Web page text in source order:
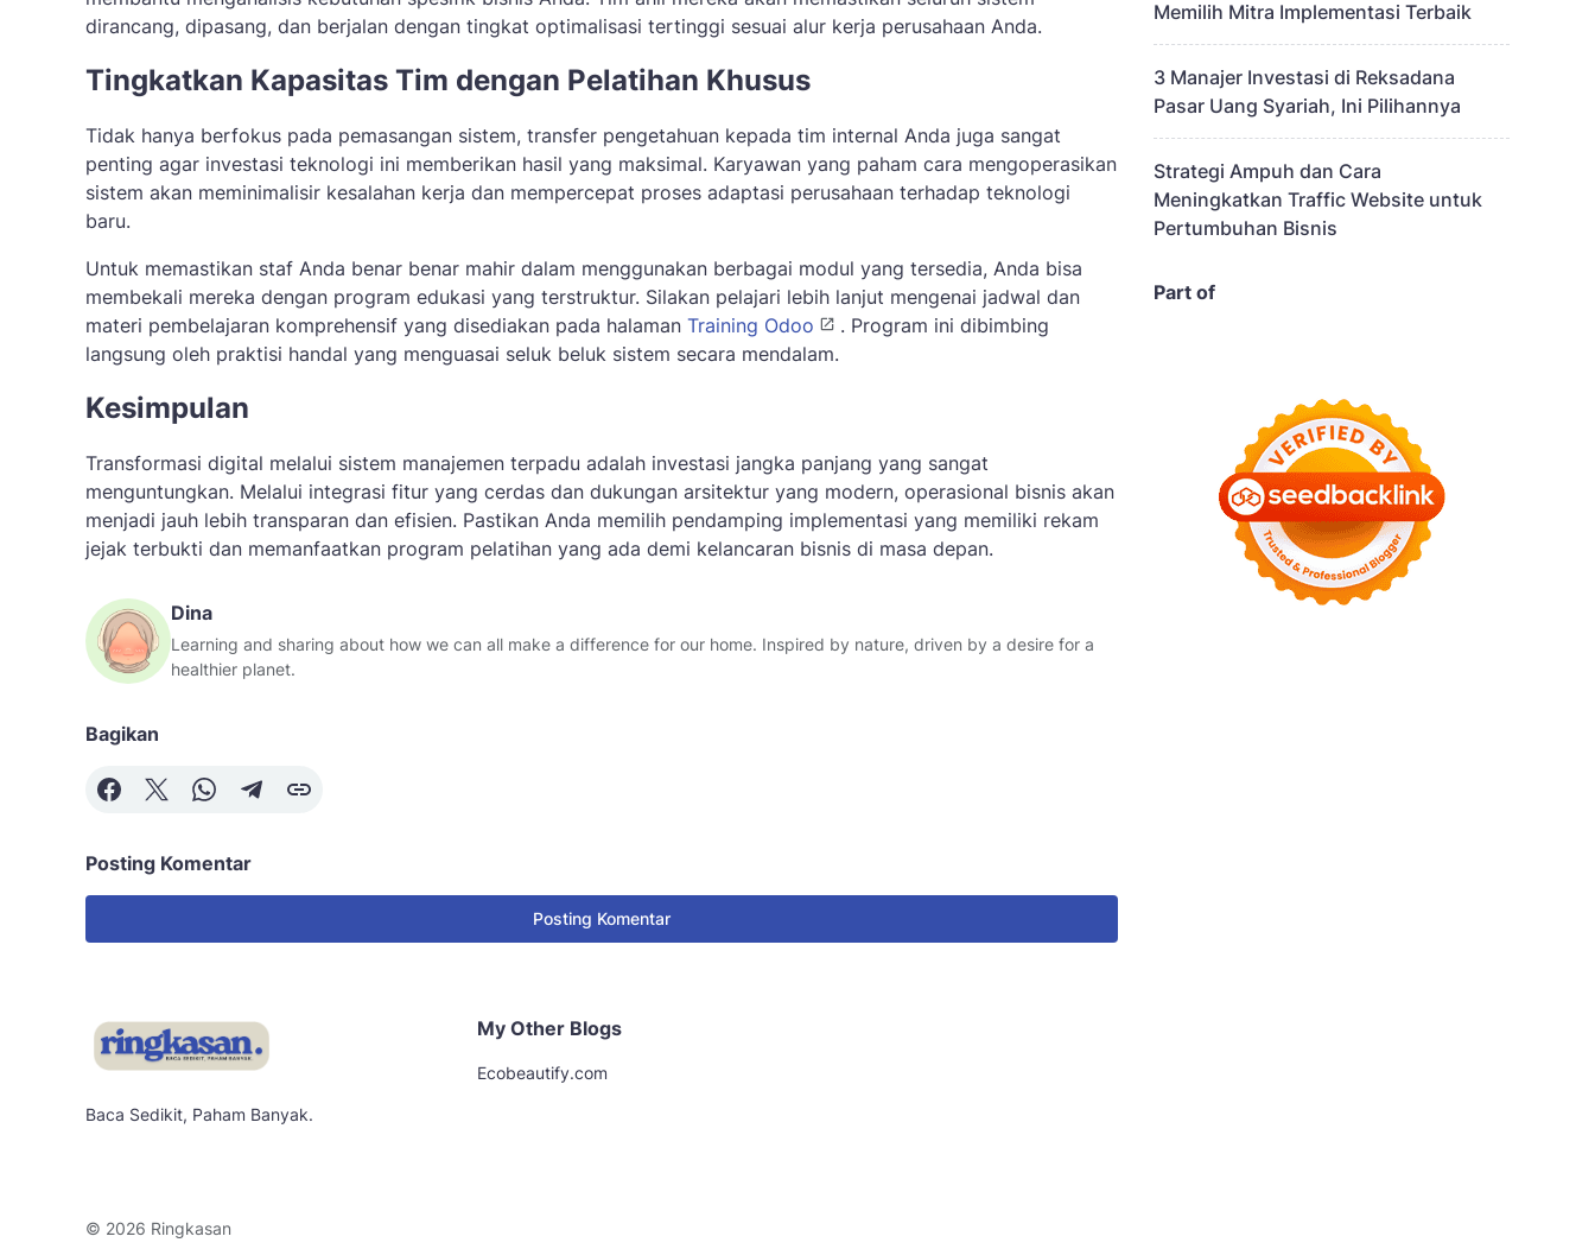
dirancang, dipasang, dan berjalan dengan tingkat optimalisasi tertinggi sesuai alur kerja perusahaan Anda.
Tingkatkan Kapasitas Tim dengan Pelatihan Khusus
Tidak hanya berfokus pada pemasangan sistem, transfer pengetahuan kepada tim internal Anda juga sangat
penting agar investasi teknologi ini memberikan hasil yang maksimal. Karyawan yang paham cara mengoperasikan
sistem akan meminimalisir kesalahan kerja dan mempercepat proses adaptasi perusahaan terhadap teknologi
baru.
Untuk memastikan staf Anda benar benar mahir dalam menggunakan berbagai modul yang tersedia, Anda bisa
membekali mereka dengan program edukasi yang terstruktur. Silakan pelajari lebih lanjut mengenai jadwal dan
materi pembelajaran komprehensif yang disediakan pada halaman Training Odoo
. Program ini dibimbing
langsung oleh praktisi handal yang menguasai seluk beluk sistem secara mendalam.
Kesimpulan
Transformasi digital melalui sistem manajemen terpadu adalah investasi jangka panjang yang sangat
menguntungkan. Melalui integrasi fitur yang cerdas dan dukungan arsitektur yang modern, operasional bisnis akan
menjadi jauh lebih transparan dan efisien. Pastikan Anda memilih pendamping implementasi yang memiliki rekam
jejak terbukti dan memanfaatkan program pelatihan yang ada demi kelancaran bisnis di masa depan.
Dina
Learning and sharing about how we can all make a difference for our home. Inspired by nature, driven by a desire for a
healthier planet.
Bagikan
Posting Komentar
Posting Komentar
Memilih Mitra Implementasi Terbaik
3 Manajer Investasi di Reksadana
Pasar Uang Syariah, Ini Pilihannya
Strategi Ampuh dan Cara
Meningkatkan Traffic Website untuk
Pertumbuhan Bisnis
Part of
Baca Sedikit, Paham Banyak.
My Other Blogs
Ecobeautify.com
© 2026 Ringkasan